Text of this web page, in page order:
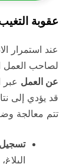
عقوبة
عند استمرار
لصاحب العمل
عن العمل عبر
قد يؤدي إلى
تتم معالجة